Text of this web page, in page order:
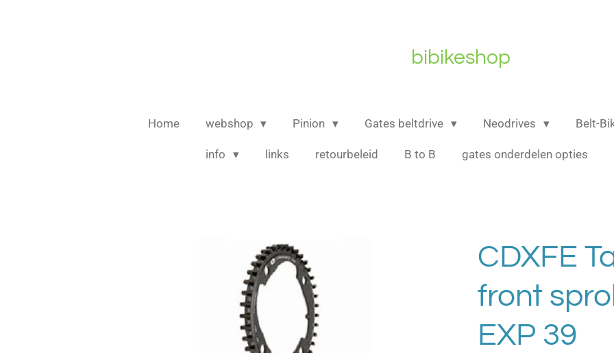
bibikeshop
Home webshop Pinion Gates beltdrive Neodrives Belt-
info links retourbeleid B to B gates onderdelen opties
CDXFE
front
EXP 39